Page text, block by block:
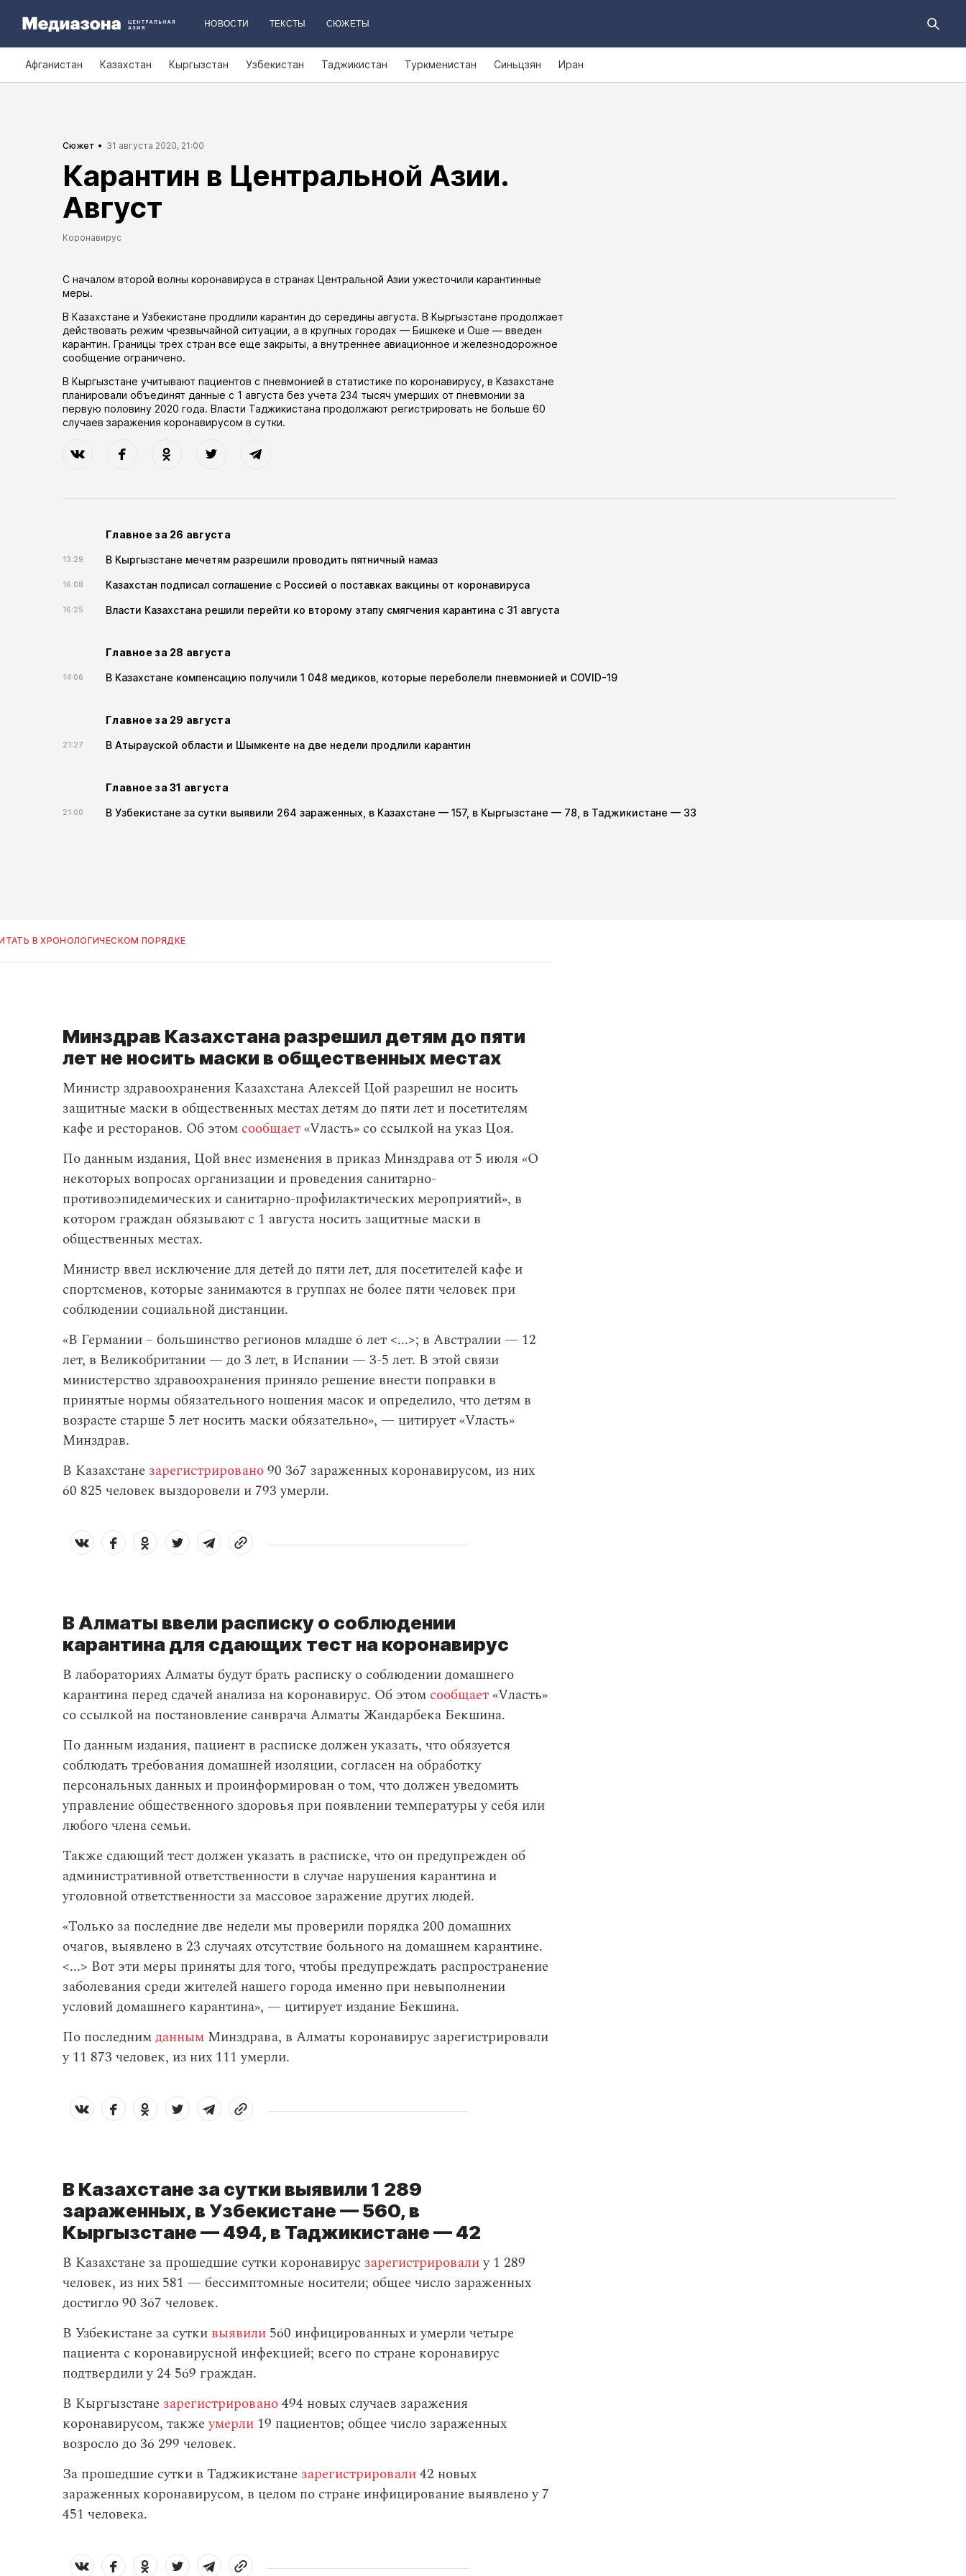
НОВОСТИ ТЕКСТЫ СЮЖЕТЫ
Афганистан Казахстан Кыргызстан Узбекистан Таджикистан Туркменистан Синьцзян Иран
Сюжет 31 августа 2020, 21:00
Карантин в Центральной Азии.
Август
Коронавирус
С началом второй волны коронавируса в странах Центральной Азии ужесточили карантинные
меры.
В Казахстане и Узбекистане продлили карантин до середины августа. В Кыргызстане продолжает
действовать режим чрезвычайной ситуации, а в крупных городах — Бишкеке и Оше — введен
карантин. Границы трех стран все еще закрыты, а внутреннее авиационное и железнодорожное
сообщение ограничено.
В Кыргызстане учитывают пациентов с пневмонией в статистике по коронавирусу, в Казахстане
планировали объединят данные с 1 августа без учета 234 тысяч умерших от пневмонии за
первую половину 2020 года. Власти Таджикистана продолжают регистрировать не больше 60
случаев заражения коронавирусом в сутки.
Главное за 26 августа
13:29 В Кыргызстане мечетям разрешили проводить пятничный намаз
16:08 Казахстан подписал соглашение с Россией о поставках вакцины от коронавируса
16:25 Власти Казахстана решили перейти ко второму этапу смягчения карантина с 31 августа
Главное за 28 августа
14:06 В Казахстане компенсацию получили 1 048 медиков, которые переболели пневмонией и COVID-19
Главное за 29 августа
21:27 В Атырауской области и Шымкенте на две недели продлили карантин
Главное за 31 августа
21:00 В Узбекистане за сутки выявили 264 зараженных, в Казахстане — 157, в Кыргызстане — 78, в Таджикистане — 33
В ХРОНОЛОГИЧЕСКОМ ПОРЯДКЕ
Минздрав Казахстана разрешил детям до пяти
лет не носить маски в общественных местах
Министр здравоохранения Казахстана Алексей Цой разрешил не носить
защитные маски в общественных местах детям до пяти лет и посетителям
кафе и ресторанов. Об этом сообщает«Vласть» со ссылкой на указ Цоя.
По данным издания, Цой внес изменения в приказ Минздрава от 5 июля «О
некоторых вопросах организации и проведения санитарно-
противоэпидемических и санитарно-профилактических мероприятий», в
котором граждан обязывают с 1 августа носить защитные маски в
общественных местах.
Министр ввел исключение для детей до пяти лет, для посетителей кафе и
спортсменов, которые занимаются в группах не более пяти человек при
соблюдении социальной дистанции.
«В Германии – большинство регионов младше 6 лет <...>; в Австралии — 12
лет, в Великобритании — до 3 лет, в Испании — 3-5 лет. В этой связи
министерство здравоохранения приняло решение внести поправки в
принятые нормы обязательного ношения масок и определило, что детям в
возрасте старше 5 лет носить маски обязательно», — цитирует «Vласть»
Минздрав.
В Казахстане зарегистрировано90 367 зараженных коронавирусом, из них
60 825 человек выздоровели и 793 умерли.
В Алматы ввели расписку о соблюдении
карантина для сдающих тест на коронавирус
В лабораториях Алматы будут брать расписку о соблюдении домашнего
карантина перед сдачей анализа на коронавирус. Об этом сообщает«Vласть»
со ссылкой на постановление санврача Алматы Жандарбека Бекшина.
По данным издания, пациент в расписке должен указать, что обязуется
соблюдать требования домашней изоляции, согласен на обработку
персональных данных и проинформирован о том, что должен уведомить
управление общественного здоровья при появлении температуры у себя или
любого члена семьи.
Также сдающий тест должен указать в расписке, что он предупрежден об
административной ответственности в случае нарушения карантина и
уголовной ответственности за массовое заражение других людей.
«Только за последние две недели мы проверили порядка 200 домашних
очагов, выявлено в 23 случаях отсутствие больного на домашнем карантине.
<...> Вот эти меры приняты для того, чтобы предупреждать распространение
заболевания среди жителей нашего города именно при невыполнении
условий домашнего карантина», — цитирует издание Бекшина.
По последнимданным Минздрава, в Алматы коронавирус зарегистрировали
у 11 873 человек, из них 111 умерли.
В Казахстане за сутки выявили 1 289
зараженных, в Узбекистане — 560, в
Кыргызстане — 494, в Таджикистане— 42
В Казахстане за прошедшие сутки коронавирус зарегистрировалиу 1 289
человек, из них 581 — бессимптомные носители; общее число зараженных
достигло 90 367 человек.
В Узбекистане за сутки выявили 560 инфицированных и умерли четыре
пациента с коронавирусной инфекцией; всего по стране коронавирус
подтвердили у 24 569 граждан.
В Кыргызстане зарегистрировано494 новых случаев заражения
коронавирусом, такжеумерли 19 пациентов; общее число зараженных
возросло до 36 299 человек.
За прошедшие сутки в Таджикистане зарегистрировали42 новых
зараженных коронавирусом, в целом по стране инфицирование выявлено у 7
451 человека.